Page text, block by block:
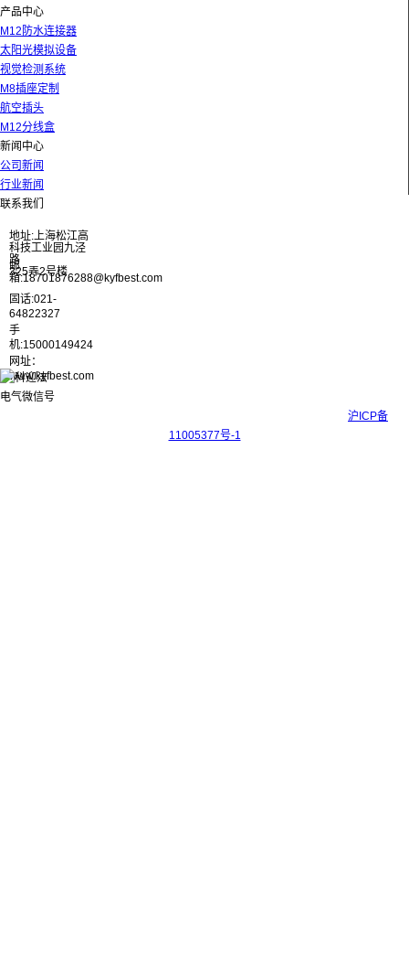
产品中心
M12防水连接器
太阳光模拟设备
视觉检测系统
M8插座定制
航空插头
M12分线盒
新闻中心
公司新闻
行业新闻
联系我们
地址:上海松江高
科技工业园九泾
路
325弄2号楼
邮
箱:18701876288@kyfbest.com
固话:021-
64822327
手
机:15000149424
网址：
www.kyfbest.com
沪ICP备
11005377号-1